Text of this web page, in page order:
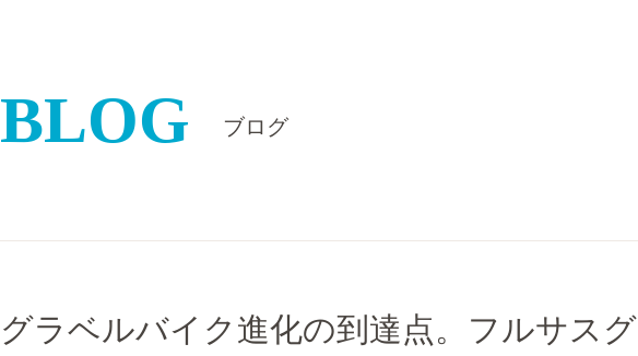
BLOG ブログ
グラベルバイク進化の到達点。フルサスグ